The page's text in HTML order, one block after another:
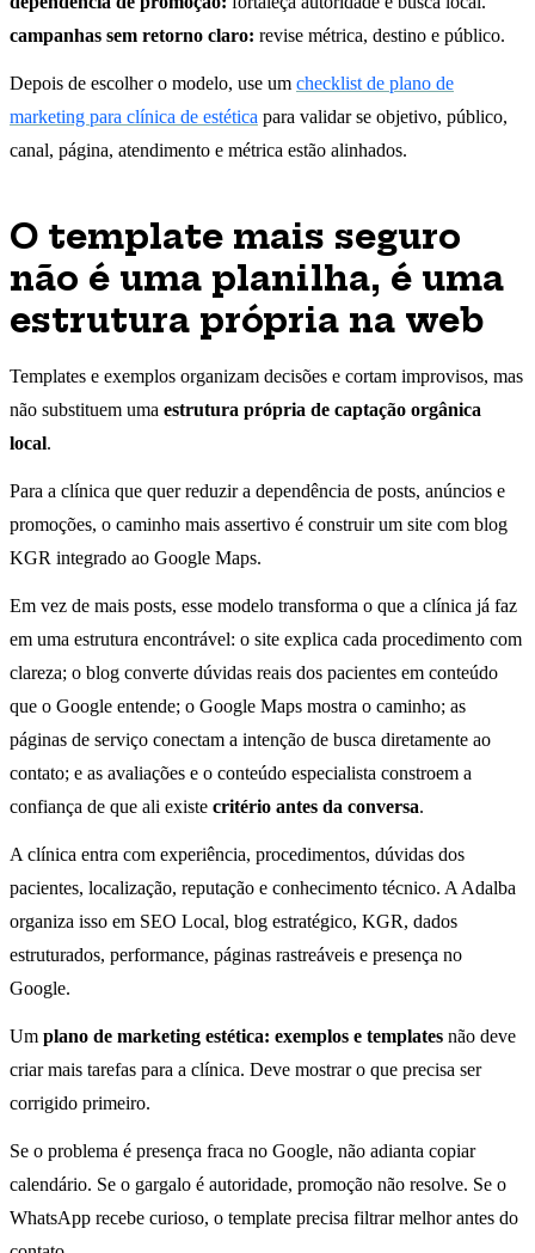
campanhas sem retorno claro: revise métrica, destino e público.
Depois de escolher o modelo, use um checklist de plano de
marketing para clínica de estética para validar se objetivo, público,
canal, página, atendimento e métrica estão alinhados.
O template mais seguro
não é uma planilha, é uma
estrutura própria na web
Templates e exemplos organizam decisões e cortam improvisos, mas
não substituem uma estrutura própria de captação orgânica
local.
Para a clínica que quer reduzir a dependência de posts, anúncios e
promoções, o caminho mais assertivo é construir um site com blog
KGR integrado ao Google Maps.
Em vez de mais posts, esse modelo transforma o que a clínica já faz
em uma estrutura encontrável: o site explica cada procedimento com
clareza; o blog converte dúvidas reais dos pacientes em conteúdo
que o Google entende; o Google Maps mostra o caminho; as
páginas de serviço conectam a intenção de busca diretamente ao
contato; e as avaliações e o conteúdo especialista constroem a
confiança de que ali existe critério antes da conversa.
A clínica entra com experiência, procedimentos, dúvidas dos
pacientes, localização, reputação e conhecimento técnico. A Adalba
organiza isso em SEO Local, blog estratégico, KGR, dados
estruturados, performance, páginas rastreáveis e presença no
Google.
Um plano de marketing estética: exemplos e templates não deve
criar mais tarefas para a clínica. Deve mostrar o que precisa ser
corrigido primeiro.
Se o problema é presença fraca no Google, não adianta copiar
calendário. Se o gargalo é autoridade, promoção não resolve. Se o
WhatsApp recebe curioso, o template precisa filtrar melhor antes do